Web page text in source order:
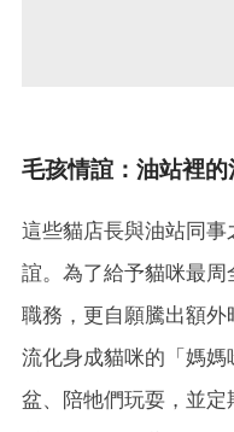
毛孩情誼：油站裡
這些貓店長與油站同事
誼。為了給予貓咪最
職務，更自願騰出額
流化身成貓咪的「媽
盆、陪牠們玩耍，並